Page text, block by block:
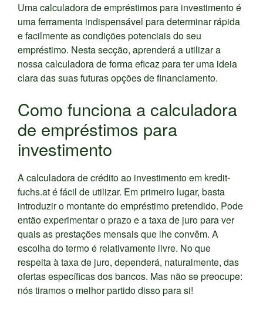
Uma calculadora de empréstimos para investimento é
uma ferramenta indispensável para determinar rápida
e facilmente as condições potenciais do seu
empréstimo. Nesta secção, aprenderá a utilizar a
nossa calculadora de forma eficaz para ter uma ideia
clara das suas futuras opções de financiamento.
Como funciona a calculadora
de empréstimos para
investimento
A calculadora de crédito ao investimento em kredit-
fuchs.at é fácil de utilizar. Em primeiro lugar, basta
introduzir o montante do empréstimo pretendido. Pode
então experimentar o prazo e a taxa de juro para ver
quais as prestações mensais que lhe convêm. A
escolha do termo é relativamente livre. No que
respeita à taxa de juro, dependerá, naturalmente, das
ofertas específicas dos bancos. Mas não se preocupe:
nós tiramos o melhor partido disso para si!